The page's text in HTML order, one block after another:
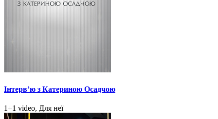
Інтерв’ю з Катериною Осадчою
1+1 video, Для неї